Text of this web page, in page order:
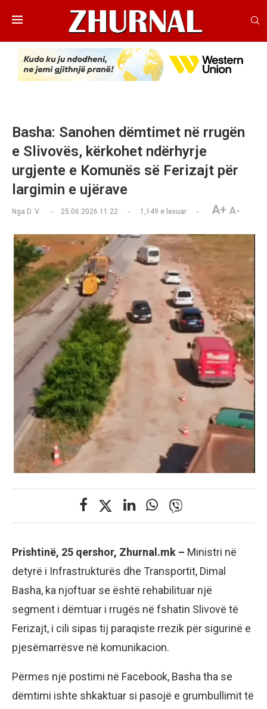
Basha: Sanohen dëmtimet në rrugën
e Slivovës, kërkohet ndërhyrje
urgjente e Komunës së Ferizajt për
largimin e ujërave
Nga D. V. 25.06.2026 11:22 1,149 e lexuar A+ A-
Prishtinë, 25 qershor, Zhurnal.mk – Ministri në
detyrë i Infrastrukturës dhe Transportit, Dimal
Basha, ka njoftuar se është rehabilituar një
segment i dëmtuar i rrugës në fshatin Slivovë të
Ferizajt, i cili sipas tij paraqiste rrezik për sigurinë e
pjesëmarrësve në komunikacion.
Përmes një postimi në Facebook, Basha tha se
dëmtimi ishte shkaktuar si pasojë e grumbullimit të